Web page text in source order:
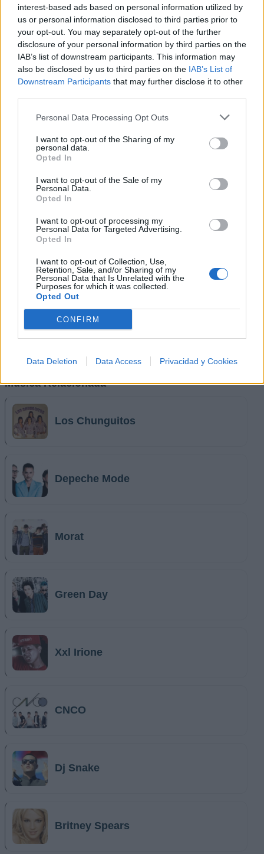
interest-based ads based on personal information utilized by
us or personal information disclosed to third parties prior to
your opt-out. You may separately opt-out of the further
disclosure of your personal information by third parties on the
IAB’s list of downstream participants. This information may
also be disclosed by us to third parties on the IAB’s List of
Downstream Participants that may further disclose it to other
Personal Data Processing Opt Outs
I want to opt-out of the Sharing of my
personal data.
Opted In
I want to opt-out of the Sale of my
Personal Data.
Opted In
I want to opt-out of processing my
Personal Data for Targeted Advertising.
Opted In
I want to opt-out of Collection, Use,
Retention, Sale, and/or Sharing of my
Personal Data that Is Unrelated with the
Purposes for which it was collected.
Opted Out
CONFIRM
Data Deletion Data Access Privacidad y Cookies
Ranking de Machine Gun Kelly
Machine Gun Kellyno está entre los 500 artistas
más apoyados y visitados de esta semana.
23 2
Ranking de Machine Gun Kelly
Música Relacionada
Los Chunguitos
Depeche Mode
Morat
Green Day
Xxl Irione
CNCO
Dj Snake
Britney Spears